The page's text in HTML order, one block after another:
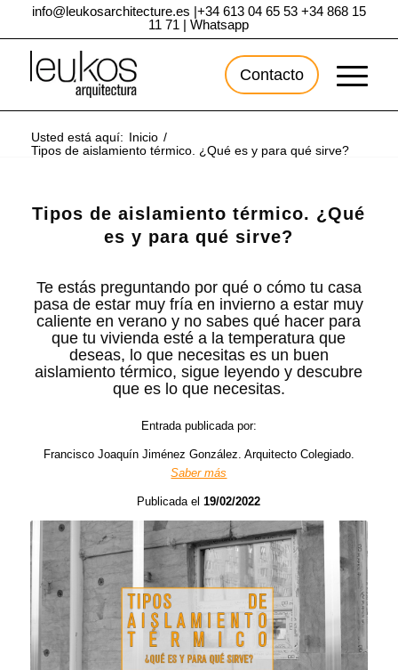
info@leukosarchitecture.es |+34 613 04 65 53 +34 868 15
11 71 |Whatsapp
Contacto
Usted está aquí: Inicio /
Tipos de aislamiento térmico. ¿Qué es y para qué sirve?
Tipos de aislamiento térmico. ¿Qué
es y para qué sirve?
Te estás preguntando por qué o cómo tu casa
pasa de estar muy fría en invierno a estar muy
caliente en verano y no sabes qué hacer para
que tu vivienda esté a la temperatura que
deseas, lo que necesitas es un buen
aislamiento térmico, sigue leyendo y descubre
que es lo que necesitas.
Entrada publicada por:
Francisco Joaquín Jiménez González. Arquitecto Colegiado.
Saber más
Publicada el19/02/2022